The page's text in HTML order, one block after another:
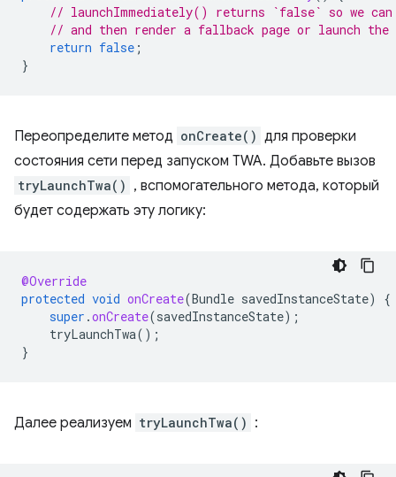
// launchImmediately() returns `false` so we can
// and then render a fallback page or launch
return false ;
}
Переопределите метод onCreate() для проверки
состояния сети перед запуском TWA. Добавьте вызов
tryLaunchTwa() , вспомогательного метода, который
будет содержать эту логику:
@Override
protected void onCreate(Bundle savedInstanceState)
{
super .onCreate(savedInstanceState);
tryLaunchTwa();
}
Далее реализуем tryLaunchTwa() :